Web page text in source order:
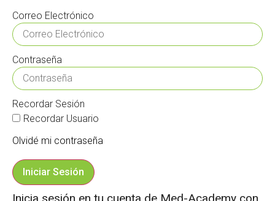
Correo Electrónico
Contraseña
Recordar Sesión
Recordar Usuario
Olvidé mi contraseña
Iniciar Sesión
Inicia sesión en tu cuenta de Med-Academy con